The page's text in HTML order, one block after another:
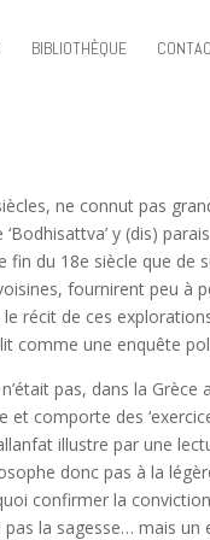
BIBLIOTHÈQUE
ne connut pas
y (dis)
fin du 18e siècle que de
fournirent peu à
récit de ces
comme une enquête
pas, dans la Grèce
comporte des
illustre par une
donc pas à la
confirmer la
la sagesse… mais un